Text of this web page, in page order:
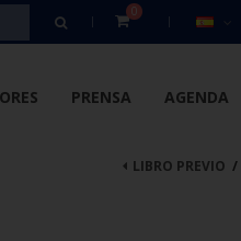
0
PRENSA AGENDA
LIBRO PREVIO /